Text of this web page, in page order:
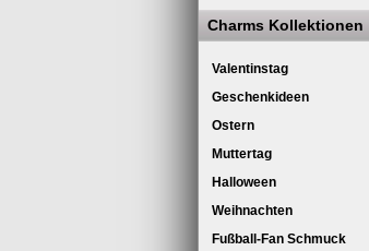
Charms Kollektionen
Valentinstag
Geschenkideen
Ostern
Muttertag
Halloween
Weihnachten
Fußball-Fan Schmuck